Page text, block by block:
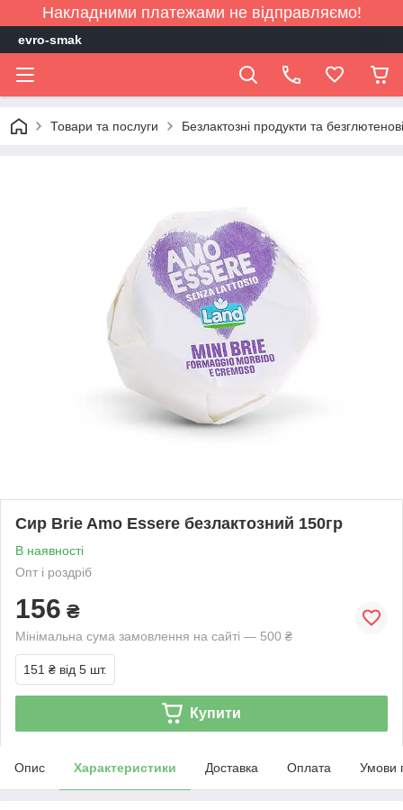
Накладними платежами не відправляємо!
evro-smak
Товари та послуги Безлактозні продукти та
Сир Brie Amo Essere безлактозний 150гр
В наявності
Опт і роздріб
156 ₴
Мінімальна сума замовлення на сайті — 500 ₴
151 ₴ від 5 шт.
Купити
Опис Характеристики Доставка Оплата Умови